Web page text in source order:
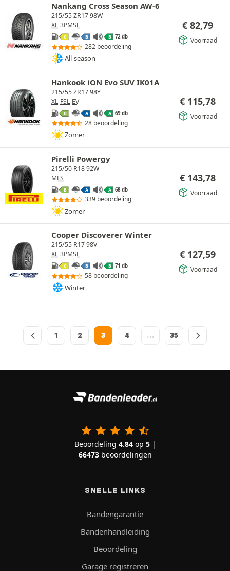
Nankang Cross Season AW-6
215/55 ZR17 98W
XL 3PMSF
C B B 72 db
282 beoordeling
All-season
€ 82,79
Voorraad
Hankook iON Evo SUV IK01A
215/55 ZR17 98Y
XL FSL EV
B A A 69 db
28 beoordeling
Zomer
€ 115,78
Voorraad
Pirelli Powergy
215/50 R18 92W
MFS
B A A 68 db
339 beoordeling
Zomer
€ 143,78
Voorraad
Cooper Discoverer Winter
215/55 R17 98V
XL 3PMSF
C B B 71 db
58 beoordeling
Winter
€ 127,59
Voorraad
1 2 3 4 … 35
Beoordeling 4.84op 5|
66473beoordelingen
SNELLE LINKS
Bandengarantie
Bandenhandleiding
Beoordeling
Garage registreren